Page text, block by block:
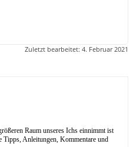
Zuletzt bearbeitet: 4. Februar 2021
Raum unseres Ichs einnimmt ist
Tipps, Anleitungen, Kommentare und